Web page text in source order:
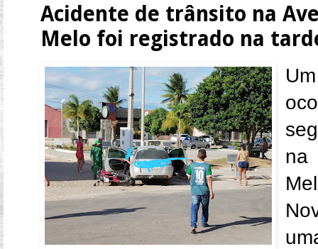
Acidente de trânsito na
Melo foi registrado na
na